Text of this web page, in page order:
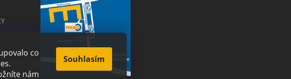
co
nám
Souhlasím